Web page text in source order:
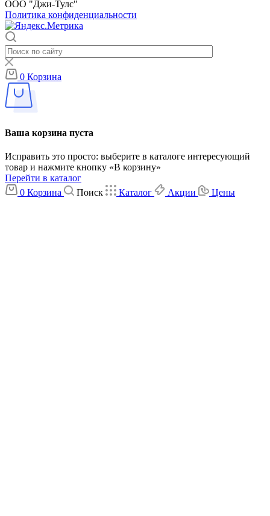
ООО "Джи-Тулс"
Политика конфиденциальности
0 Корзина
Ваша корзина пуста
Исправить это просто: выберите в каталоге интересующий
товар и нажмите кнопку «В корзину»
Перейти в каталог
0 Корзина Поиск Каталог Акции Цены